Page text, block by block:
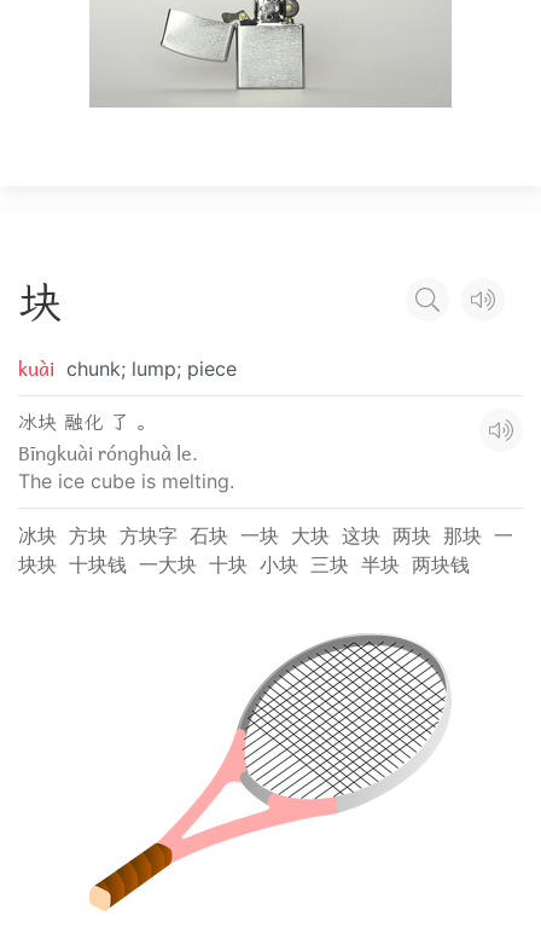
块
kuài chunk; lump; piece
冰块 融化 了 。
Bīngkuài rónghuà le.
The ice cube is melting.
冰块 方块 方块字 石块 一块 大块 这块 两块 那块 一
块块 十块钱 一大块 十块 小块 三块 半块 两块钱